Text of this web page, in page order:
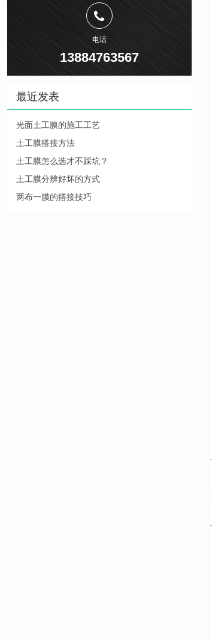
电话
13884763567
最近发表
光面土工膜的施工工艺
土工膜搭接方法
土工膜怎么选才不踩坑？
土工膜分辨好坏的方式
两布一膜的搭接技巧